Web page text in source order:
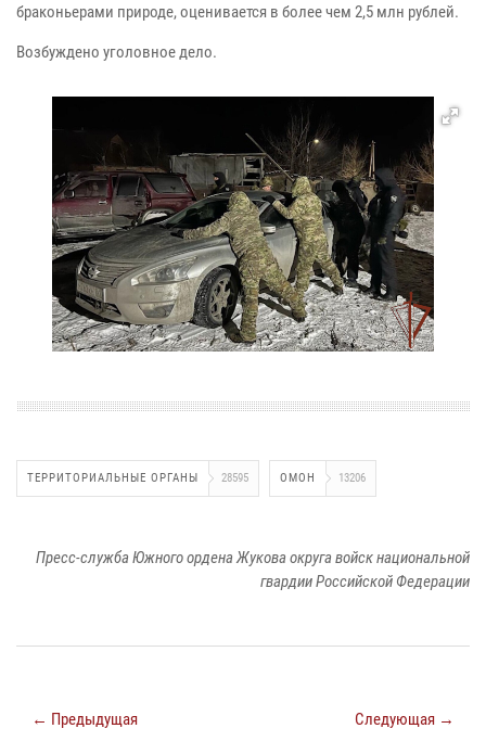
браконьерами природе, оценивается в более чем 2,5 млн рублей.
Возбуждено уголовное дело.
ТЕРРИТОРИАЛЬНЫЕ ОРГАНЫ 28595 ОМОН 13206
Пресс-служба Южного ордена Жукова округа войск национальной
гвардии Российской Федерации
← Предыдущая Следующая →